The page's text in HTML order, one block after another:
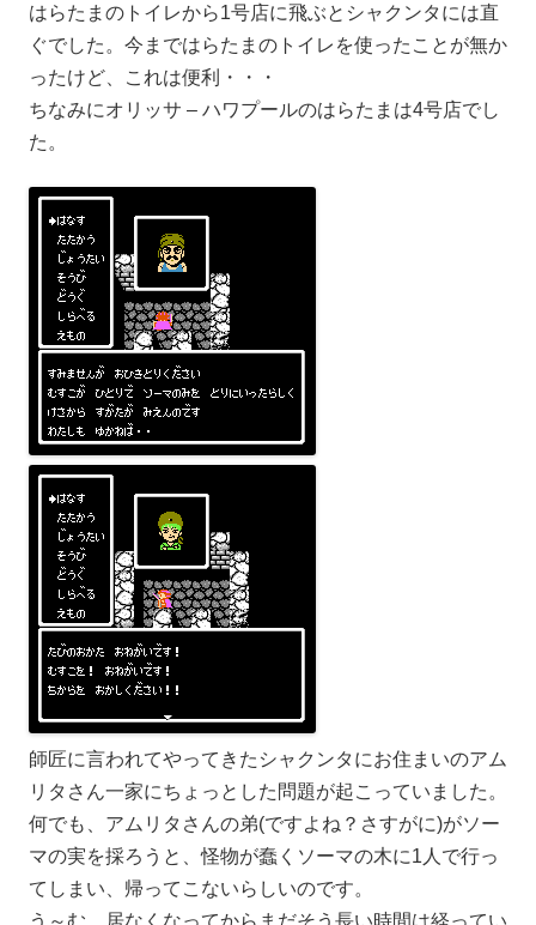
はらたまのトイレから1号店に飛ぶとシャクンタには直
ぐでした。今まではらたまのトイレを使ったことが無か
ったけど、これは便利・・・
ちなみにオリッサ – ハワプールのはらたまは4号店でし
た。
師匠に言われてやってきたシャクンタにお住まいのアム
リタさん一家にちょっとした問題が起こっていました。
何でも、アムリタさんの弟(ですよね？さすがに)がソー
マの実を採ろうと、怪物が蠢くソーマの木に1人で行っ
てしまい、帰ってこないらしいのです。
う～む。居なくなってからまだそう長い時間は経ってい